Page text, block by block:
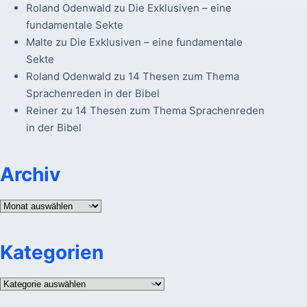
Roland Odenwald zu Die Exklusiven – eine
fundamentale Sekte
Malte zu Die Exklusiven – eine fundamentale
Sekte
Roland Odenwald zu 14 Thesen zum Thema
Sprachenreden in der Bibel
Reinerzu 14 Thesen zum Thema Sprachenreden
in der Bibel
Archiv
Archiv
Kategorien
Kategorien